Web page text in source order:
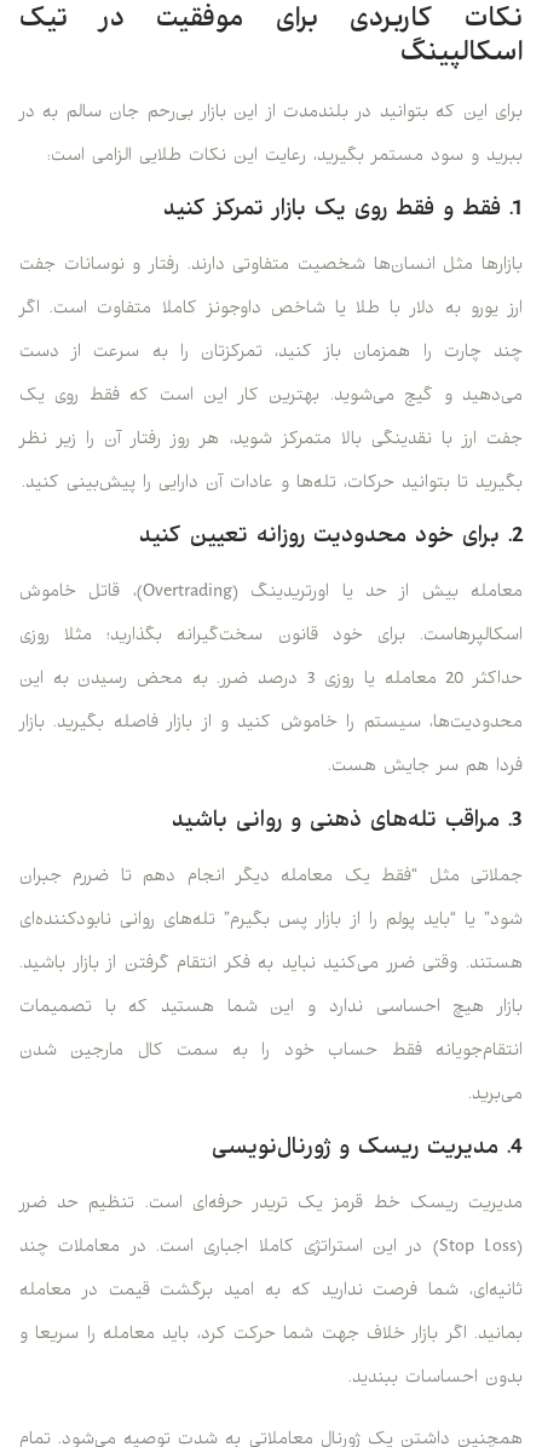
نکات کاربردی برای موفقیت در تیک
اسکالپینگ
برای این که بتوانید در بلندمدت از این بازار بی‌رحم جان سالم به در
ببرید و سود مستمر بگیرید، رعایت این نکات طلایی الزامی است:
1. فقط و فقط روی یک بازار تمرکز کنید
بازارها مثل انسان‌ها شخصیت متفاوتی دارند. رفتار و نوسانات جفت
ارز یورو به دلار با طلا یا شاخص داوجونز کاملا متفاوت است. اگر
چند چارت را همزمان باز کنید، تمرکزتان را به سرعت از دست
می‌دهید و گیج می‌شوید. بهترین کار این است که فقط روی یک
جفت ارز با نقدینگی بالا متمرکز شوید، هر روز رفتار آن را زیر نظر
بگیرید تا بتوانید حرکات، تله‌ها و عادات آن دارایی را پیش‌بینی کنید.
2. برای خود محدودیت روزانه تعیین کنید
معامله بیش از حد یا اورتریدینگ (Overtrading)، قاتل خاموش
اسکالپرهاست. برای خود قانون سخت‌گیرانه بگذارید؛ مثلا روزی
حداکثر 20 معامله یا روزی 3 درصد ضرر. به محض رسیدن به این
محدودیت‌ها، سیستم را خاموش کنید و از بازار فاصله بگیرید. بازار
فردا هم سر جایش هست.
3. مراقب تله‌های ذهنی و روانی باشید
جملاتی مثل “فقط یک معامله دیگر انجام دهم تا ضررم جبران
شود” یا “باید پولم را از بازار پس بگیرم” تله‌های روانی نابودکننده‌ای
هستند. وقتی ضرر می‌کنید نباید به فکر انتقام گرفتن از بازار باشید.
بازار هیچ احساسی ندارد و این شما هستید که با تصمیمات
انتقام‌جویانه فقط حساب خود را به سمت کال مارجین شدن
می‌برید.
4. مدیریت ریسک و ژورنال‌نویسی
مدیریت ریسک خط قرمز یک تریدر حرفه‌ای است. تنظیم حد ضرر
(Stop Loss) در این استراتژی کاملا اجباری است. در معاملات چند
ثانیه‌ای، شما فرصت ندارید که به امید برگشت قیمت در معامله
بمانید. اگر بازار خلاف جهت شما حرکت کرد، باید معامله را سریعا و
بدون احساسات ببندید.
همچنین داشتن یک ژورنال معاملاتی به شدت توصیه می‌شود. تمام